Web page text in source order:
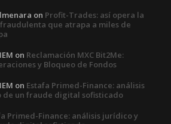
on Profit-Trades: así opera la
que atrapa a miles de
on Reclamación MXC Bit2Me:
y Bloqueo de Fondos
on Estafa Primed-Finance: análisis
de un fraude digital sofisticado
Primed-Finance: análisis jurídico y